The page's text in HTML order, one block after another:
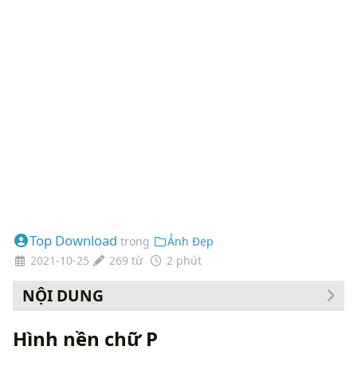
Top Download trong
Ảnh Đẹp
2021-10-25
269 từ 2 phút
NỘI DUNG
Hình nền chữ P